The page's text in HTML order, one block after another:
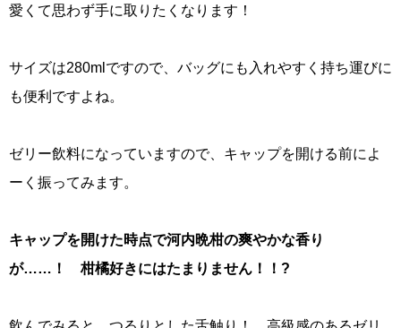
愛くて思わず手に取りたくなります！
サイズは280mlですので、バッグにも入れやすく持ち運びに
も便利ですよね。
ゼリー飲料になっていますので、キャップを開ける前によ
ーく振ってみます。
キャップを開けた時点で河内晩柑の爽やかな香り
が……！ 柑橘好きにはたまりません！！?